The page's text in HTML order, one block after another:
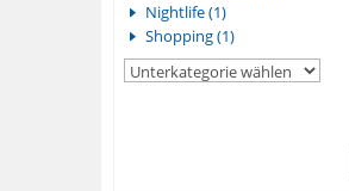
Nightlife (1)
Shopping (1)